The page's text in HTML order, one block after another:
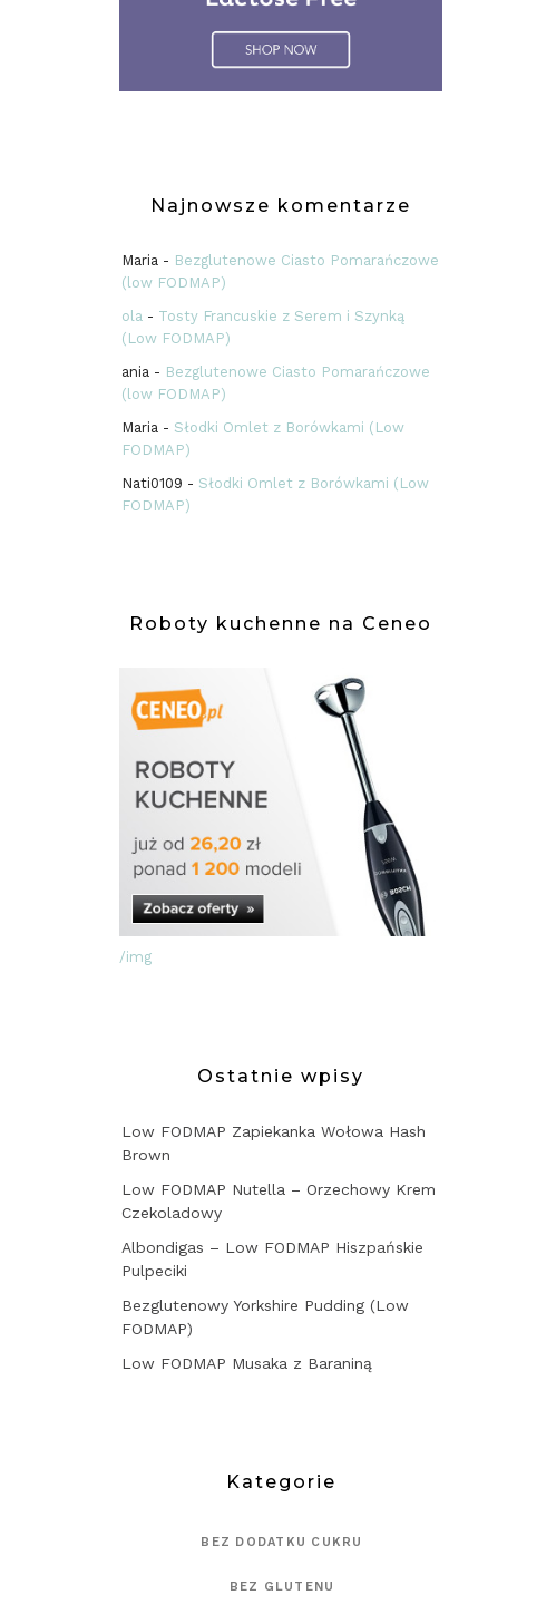
Najnowsze komentarze
Maria - Bezglutenowe Ciasto Pomarańczowe
(low FODMAP)
ola - Tosty Francuskie z Serem i Szynką
(Low FODMAP)
ania - Bezglutenowe Ciasto Pomarańczowe
(low FODMAP)
Maria - Słodki Omlet z Borówkami (Low
FODMAP)
Nati0109 - Słodki Omlet z Borówkami (Low
FODMAP)
Roboty kuchenne na Ceneo
/img
Ostatnie wpisy
Low FODMAP Zapiekanka Wołowa Hash
Brown
Low FODMAP Nutella – Orzechowy Krem
Czekoladowy
Albondigas – Low FODMAP Hiszpańskie
Pulpeciki
Bezglutenowy Yorkshire Pudding (Low
FODMAP)
Low FODMAP Musaka z Baraniną
Kategorie
BEZ DODATKU CUKRU
BEZ GLUTENU